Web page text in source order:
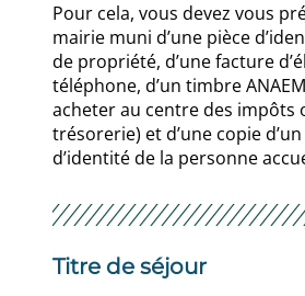
Pour cela, vous devez vous
mairie muni d’une pièce
de propriété, d’une facture
téléphone, d’un timbre
acheter au centre des impôts
trésorerie) et d’une copie
d’identité de la personne
Titre de séjour